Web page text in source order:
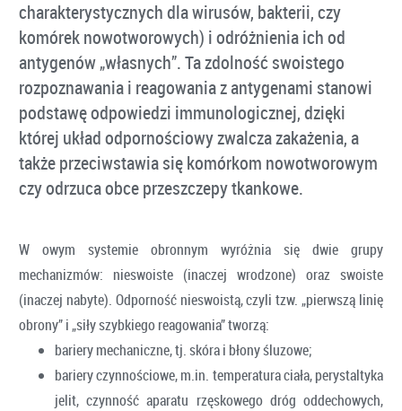
charakterystycznych dla wirusów, bakterii, czy
komórek nowotworowych) i odróżnienia ich od
antygenów „własnych”. Ta zdolność swoistego
rozpoznawania i reagowania z antygenami stanowi
podstawę odpowiedzi immunologicznej, dzięki
której układ odpornościowy zwalcza zakażenia, a
także przeciwstawia się komórkom nowotworowym
czy odrzuca obce przeszczepy tkankowe.
W owym systemie obronnym wyróżnia się dwie grupy
mechanizmów: nieswoiste (inaczej wrodzone) oraz swoiste
(inaczej nabyte). Odporność nieswoistą, czyli tzw. „pierwszą linię
obrony” i „siły szybkiego reagowania” tworzą:
bariery mechaniczne, tj. skóra i błony śluzowe;
bariery czynnościowe, m.in. temperatura ciała, perystaltyka
jelit, czynność aparatu rzęskowego dróg oddechowych,